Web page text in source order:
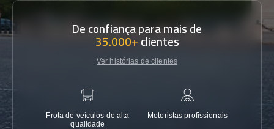
De confiança para mais de
35.000+clientes
Ver histórias de clientes
Frota de veículos de alta
qualidade
Motoristas profissionais